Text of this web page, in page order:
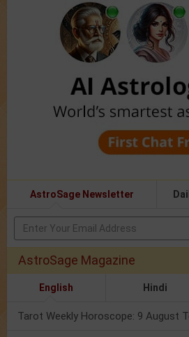
AstroSage Newsletter
AstroSage Magazine
English Hindi
Tarot Weekly Horoscope: 9 August